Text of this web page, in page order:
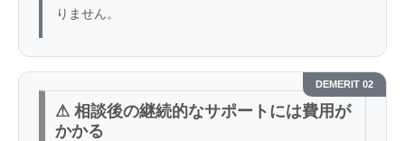
りません。
DEMERIT 02
⚠ 相談後の継続的なサポートには費用が
かかる